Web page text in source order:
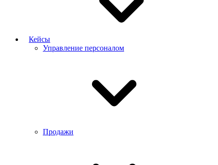
Кейсы
Управление персоналом
Продажи